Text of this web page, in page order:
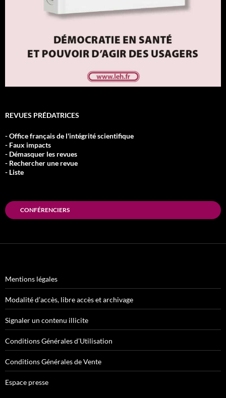
REVUES PRÉDATRICES
- Office français de l'intégrité scientifique
- Faux impacts
- Démasquer les revues
- Rechercher une revue
- Liste
CONFÉRENCIERS
Mentions légales
Modalité d’accès, libre accès et archivage
Signaler un contenu illicite
Conditions Générales d’Utilisation
Conditions Générales de Vente
Espace presse